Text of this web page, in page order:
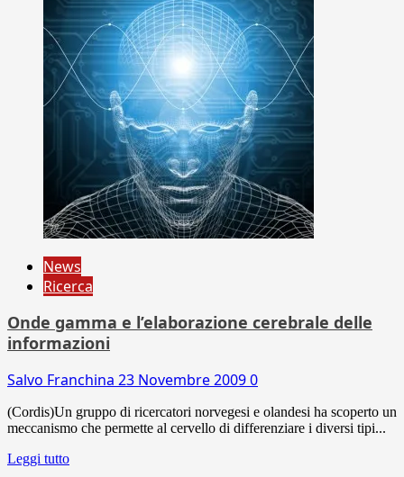
News
Ricerca
Onde gamma e l’elaborazione cerebrale delle
informazioni
Salvo Franchina 23 Novembre 20090
(Cordis)Un gruppo di ricercatori norvegesi e olandesi ha scoperto un
meccanismo che permette al cervello di differenziare i diversi tipi...
Leggi tutto